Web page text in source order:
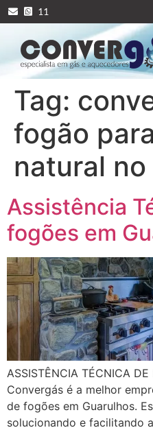
11
Tag:
fogão
natural no
Assistência
fogões em
ASSISTÊNCIA TÉCNICA
Convergás é a melhor
de fogões em Guarulhos.
solucionando e facilitando